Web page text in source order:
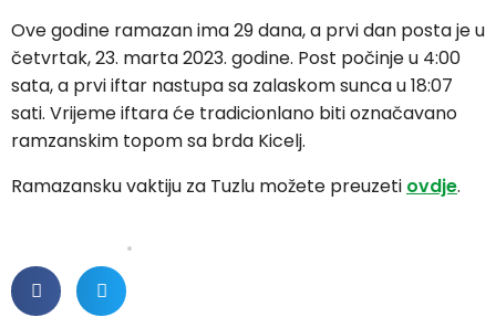
Ove godine ramazan ima 29 dana, a prvi dan posta je u
četvrtak, 23. marta 2023. godine. Post počinje u 4:00
sata, a prvi iftar nastupa sa zalaskom sunca u 18:07
sati. Vrijeme iftara će tradicionlano biti označavano
ramzanskim topom sa brda Kicelj.
Ramazansku vaktiju za Tuzlu možete preuzeti ovdje.